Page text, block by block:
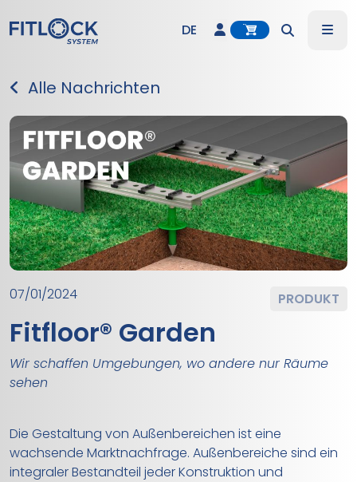
Account
DE
IT
Search
Alle Nachrichten
07/01/2024 PRODUKT
Fitfloor® Garden
Wir schaffen Umgebungen, wo andere nur Räume
sehen
Die Gestaltung von Außenbereichen ist eine
wachsende Marktnachfrage. Außenbereiche sind ein
integraler Bestandteil jeder Konstruktion und